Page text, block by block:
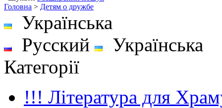
Головна > Детям о дружбе
Українська
Русский
Українська
Категорії
!!! Література для